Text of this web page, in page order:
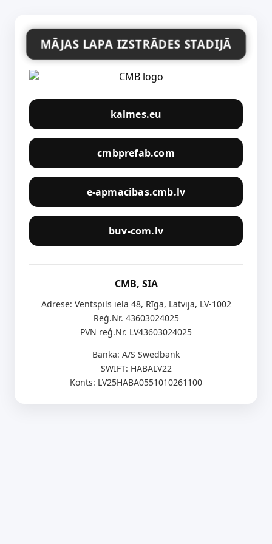
MĀJAS LAPA IZSTRĀDES STADIJĀ
kalmes.eu
cmbprefab.com
e-apmacibas.cmb.lv
buv-com.lv
CMB, SIA
Adrese: Ventspils iela 48, Rīga, Latvija, LV-1002
Reģ.Nr. 43603024025
PVN reģ.Nr. LV43603024025
Banka: A/S Swedbank
SWIFT: HABALV22
Konts: LV25HABA0551010261100